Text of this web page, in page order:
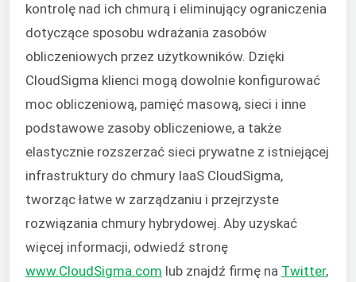
kontrolę nad ich chmurą i eliminujący ograniczenia
dotyczące sposobu wdrażania zasobów
obliczeniowych przez użytkowników. Dzięki
CloudSigma klienci mogą dowolnie konfigurować
moc obliczeniową, pamięć masową, sieci i inne
podstawowe zasoby obliczeniowe, a także
elastycznie rozszerzać sieci prywatne z istniejącej
infrastruktury do chmury IaaS CloudSigma,
tworząc łatwe w zarządzaniu i przejrzyste
rozwiązania chmury hybrydowej. Aby uzyskać
więcej informacji, odwiedź stronę
www.CloudSigma.com lub znajdź firmę na Twitter,